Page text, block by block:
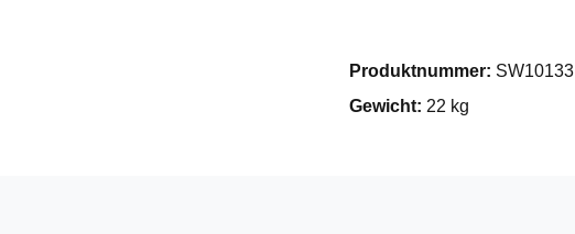
Produktnummer: SW10133
Gewicht: 22 kg